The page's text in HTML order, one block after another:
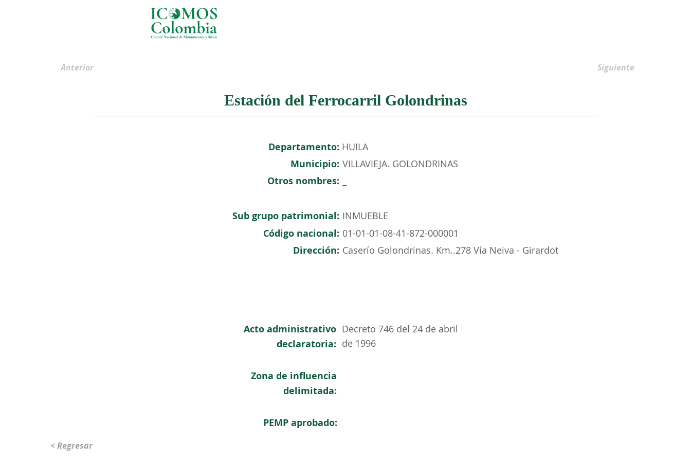
Anterior Siguiente
Estación del Ferrocarril Golondrinas
Departamento: HUILA
Municipio: VILLAVIEJA. GOLONDRINAS
Otros nombres:
Sub grupo patrimonial: INMUEBLE
Código nacional: 01-01-01-08-41-872-000001
Dirección: Caserío Golondrinas. Km..278 Vía Neiva - Girardot
Acto administrativo
declaratoria:
Decreto 746 del 24 de abril
de 1996
Zona de influencia
delimitada:
< Regresar
PEMP aprobado: